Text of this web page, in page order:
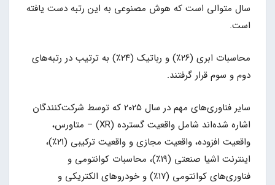
سال متوالی است که هوش مصنوعی به این رتبه دست یافته
است.
محاسبات ابری (۲۶٪) و رباتیک (۲۴٪) به ترتیب در رتبه‌های
دوم و سوم قرار گرفتند.
سایر فناوری‌های مهم در سال ۲۰۲۵ که توسط شرکت‌کنندگان
اشاره شده‌اند شامل واقعیت گسترده (XR) – متاورس،
واقعیت افزوده، واقعیت مجازی و واقعیت ترکیبی (۲۱٪)،
اینترنت اشیا صنعتی (۱۹٪)، محاسبات کوانتومی و
فناوری‌های کوانتومی (۱۷٪) و خودروهای الکتریکی و